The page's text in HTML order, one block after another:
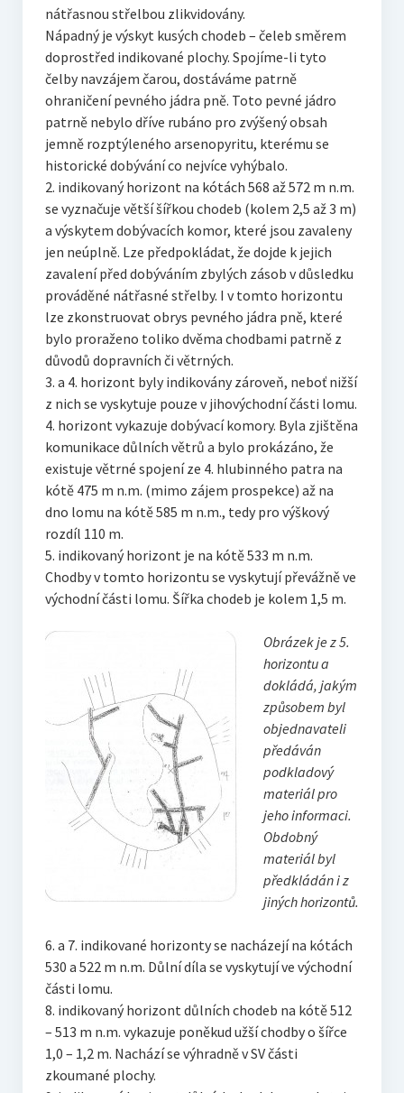
nátřasnou střelbou zlikvidovány.
Nápadný je výskyt kusých chodeb – čeleb směrem
doprostřed indikované plochy. Spojíme-li tyto
čelby navzájem čarou, dostáváme patrně
ohraničení pevného jádra pně. Toto pevné jádro
patrně nebylo dříve rubáno pro zvýšený obsah
jemně rozptýleného arsenopyritu, kterému se
historické dobývání co nejvíce vyhýbalo.
2. indikovaný horizont na kótách 568 až 572 m n.m.
se vyznačuje větší šířkou chodeb (kolem 2,5 až 3 m)
a výskytem dobývacích komor, které jsou zavaleny
jen neúplně. Lze předpokládat, že dojde k jejich
zavalení před dobýváním zbylých zásob v důsledku
prováděné nátřasné střelby. I v tomto horizontu
lze zkonstruovat obrys pevného jádra pně, které
bylo proraženo toliko dvěma chodbami patrně z
důvodů dopravních či větrných.
3. a 4. horizont byly indikovány zároveň, neboť nižší
z nich se vyskytuje pouze v jihovýchodní části lomu.
4. horizont vykazuje dobývací komory. Byla zjištěna
komunikace důlních větrů a bylo prokázáno, že
existuje větrné spojení ze 4. hlubinného patra na
kótě 475 m n.m. (mimo zájem prospekce) až na
dno lomu na kótě 585 m n.m., tedy pro výškový
rozdíl 110 m.
5. indikovaný horizont je na kótě 533 m n.m.
Chodby v tomto horizontu se vyskytují převážně ve
východní části lomu. Šířka chodeb je kolem 1,5 m.
Obrázek je z 5.
horizontu a
dokládá, jakým
způsobem byl
objednavateli
předáván
podkladový
materiál pro
jeho informaci.
Obdobný
materiál byl
předkládán i z
jiných horizontů.
6. a 7. indikované horizonty se nacházejí na kótách
530 a 522 m n.m. Důlní díla se vyskytují ve východní
části lomu.
8. indikovaný horizont důlních chodeb na kótě 512
– 513 m n.m. vykazuje poněkud užší chodby o šířce
1,0 – 1,2 m. Nachází se výhradně v SV části
zkoumané plochy.